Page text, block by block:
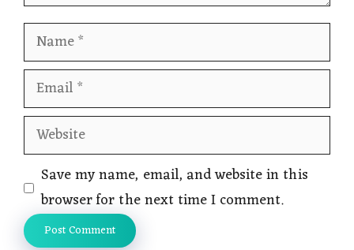
Name
Email
Website
Save my name, email, and website in this
browser for the next time I comment.